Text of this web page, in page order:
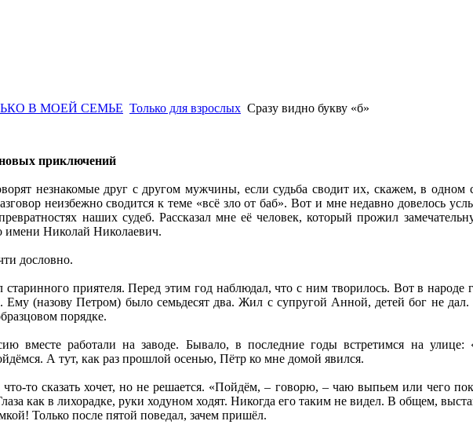
В МОЕЙ СЕМЬЕ Только для взрослых Сразу видно букву «б»
приключений
незнакомые друг с другом мужчины, если судьба сводит их, скажем, в одном
неизбежно сводится к теме «всё зло от баб». Вот и мне недавно довелось
превратностях наших судеб. Рассказал мне её человек, который прожил
имени Николай Николаевич.
дословно.
старинного приятеля. Перед этим год наблюдал, что с ним творилось. Вот в народе
Ему (назову Петром) было семьдесят два. Жил с супругой Анной, детей бог не
порядке.
вместе работали на заводе. Бывало, в последние годы встретимся на
А тут, как раз прошлой осенью, Пётр ко мне домой явился.
то сказать хочет, но не решается. «Пойдём, – говорю, – чаю выпьем или чего
как в лихорадке, руки ходуном ходят. Никогда его таким не видел. В общем,
Только после пятой поведал, зачем пришёл.